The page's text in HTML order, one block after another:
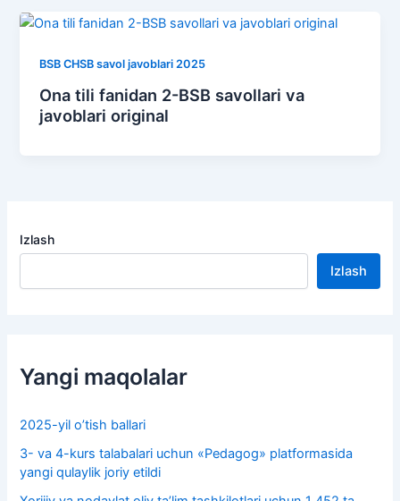
BSB CHSB savol javoblari 2025
Ona tili fanidan 2-BSB savollari va
javoblari original
Izlash
Izlash
Yangi maqolalar
2025-yil o’tish ballari
3- va 4-kurs talabalari uchun «Pedagog» platformasida
yangi qulaylik joriy etildi